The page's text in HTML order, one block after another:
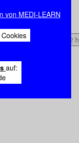
von MEDI-LEARN
auf:
1:42 h